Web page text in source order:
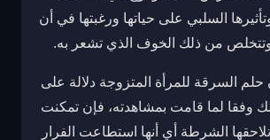
السلبي على حياتها ورغبتها في أن
من ذلك الخوف الذي تشعر به.
السرقة للمرأة المتزوجة دلالة على
وفقا لما قامت بمشاهدته، فإن تمكنت
الشرطة أي أنها استطاعت الفرار